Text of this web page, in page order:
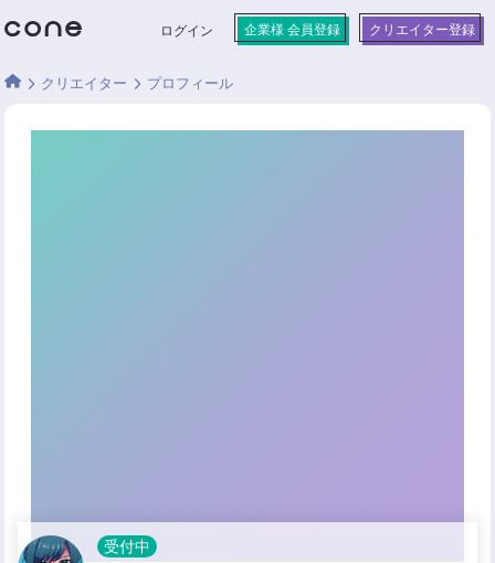
ログイン 企業様 会員登録 クリエイター登録
クリエイター プロフィール
受付中